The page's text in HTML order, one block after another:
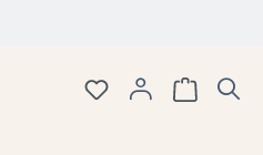
Du hast 0